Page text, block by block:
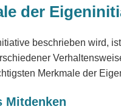
der
beschrieben wird,
Merkmale der
Mitdenken